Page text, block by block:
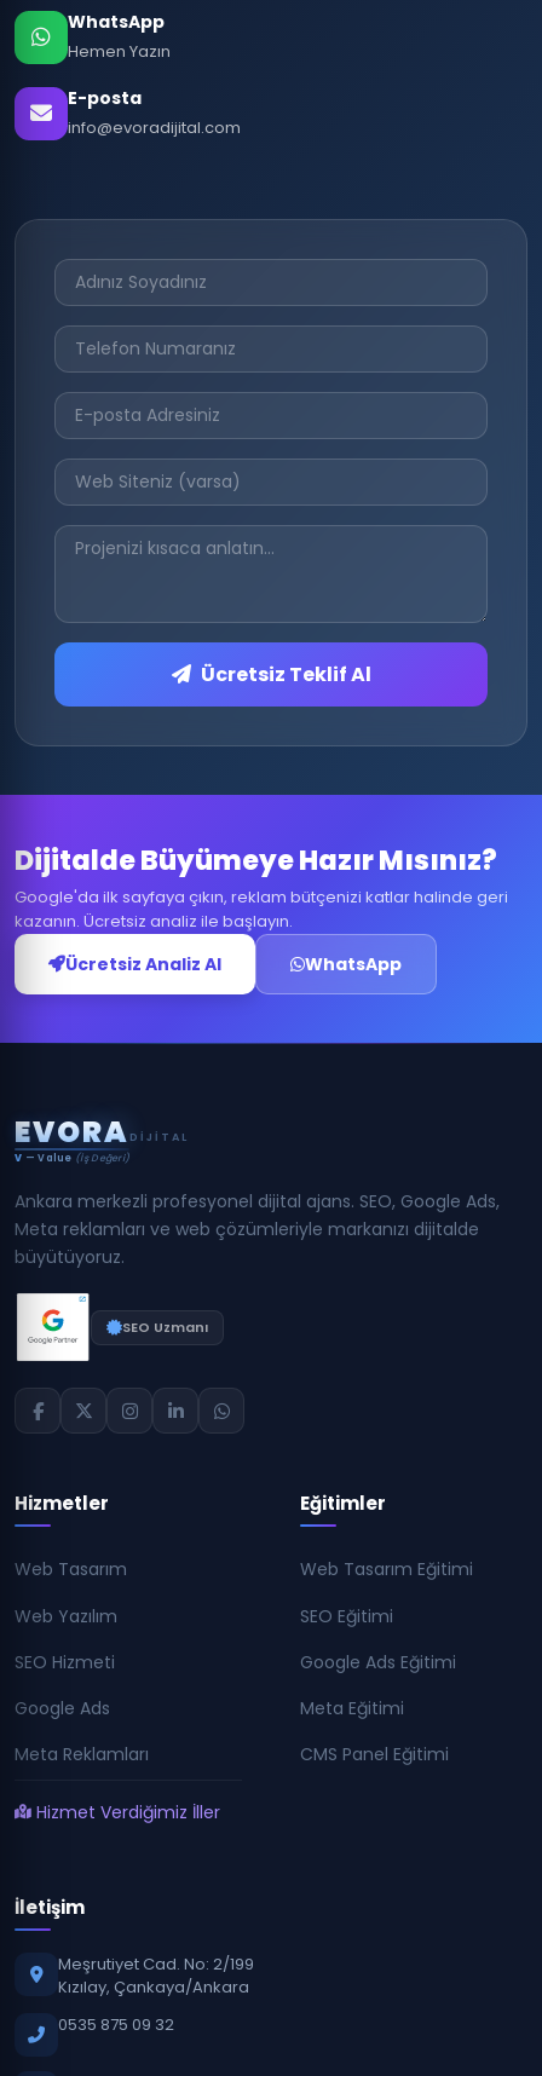
WhatsApp
Hemen Yazın
E-posta
info@evoradijital.com
Ücretsiz Teklif Al
Dijitalde Büyümeye Hazır Mısınız?
Google'da ilk sayfaya çıkın, reklam bütçenizi katlar halinde geri
kazanın. Ücretsiz analiz ile başlayın.
Ücretsiz Analiz Al WhatsApp
EVORA DIJITAL
V — Value (İş Değeri)
Ankara merkezli profesyonel dijital ajans. SEO, Google Ads,
Meta reklamları ve web çözümleriyle markanızı dijitalde
büyütüyoruz.
SEO Uzmanı
Hizmetler
Web Tasarım
Web Yazılım
SEO Hizmeti
Google Ads
Meta Reklamları
Hizmet Verdiğimiz İller
Eğitimler
Web Tasarım Eğitimi
SEO Eğitimi
Google Ads Eğitimi
Meta Eğitimi
CMS Panel Eğitimi
İletişim
Meşrutiyet Cad. No: 2/199
Kızılay, Çankaya/Ankara
0535 875 09 32